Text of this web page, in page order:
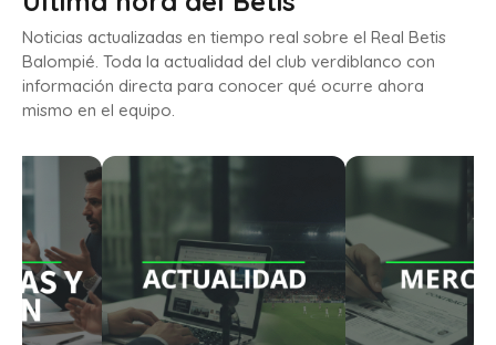
Noticias actualizadas en tiempo real sobre el Real Betis
Balompié. Toda la actualidad del club verdiblanco con
información directa para conocer qué ocurre ahora
mismo en el equipo.